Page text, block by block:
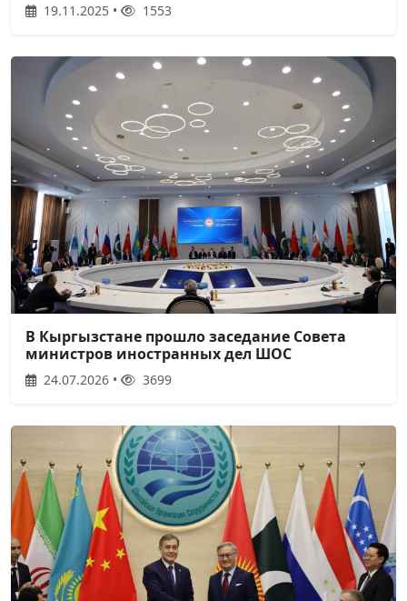
19.11.2025 • 1553
В Кыргызстане прошло заседание Совета
министров иностранных дел ШОС
24.07.2026 • 3699